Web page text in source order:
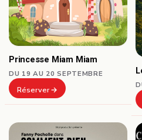
Princesse Miam Miam
DU 19 AU 20 SEPTEMBRE
Réserver